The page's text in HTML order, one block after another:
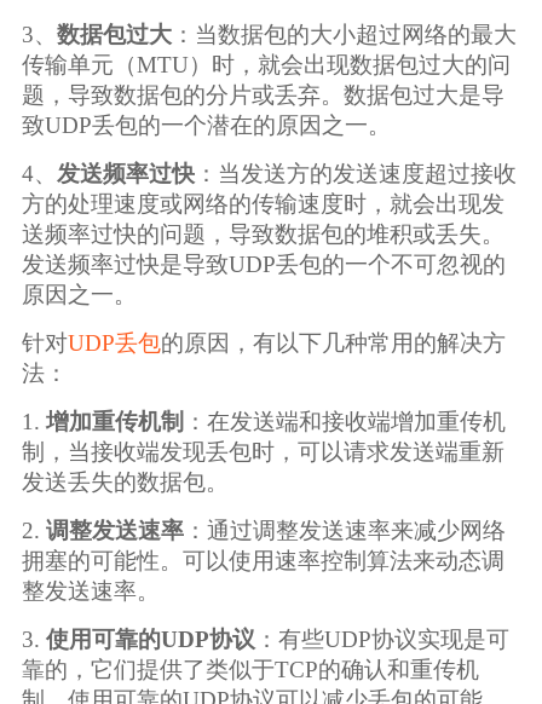
影视制作业
3、 数据包过大：当数据包的大小超过网络的最大
传输单元（MTU）时，就会出现数据包过大的问
题，导致数据包的分片或丢弃。数据包过大是导
致UDP丢包的一个潜在的原因之一。
4、 发送频率过快：当发送方的发送速度超过接收
方的处理速度或网络的传输速度时，就会出现发
送频率过快的问题，导致数据包的堆积或丢失。
发送频率过快是导致UDP丢包的一个不可忽视的
原因之一。
针对UDP丢包的原因，有以下几种常用的解决方
法：
1. 增加重传机制 ：在发送端和接收端增加重传机
制，当接收端发现丢包时，可以请求发送端重新
发送丢失的数据包。
2. 调整发送速率：通过调整发送速率来减少网络
拥塞的可能性。可以使用速率控制算法来动态调
整发送速率。
3. 使用可靠的UDP协议 ：有些UDP协议实现是可
靠的，它们提供了类似于TCP的确认和重传机